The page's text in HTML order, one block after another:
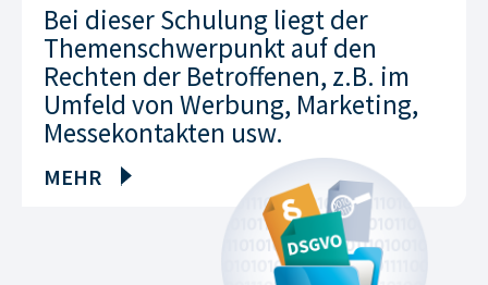
Bei dieser Schulung liegt der
Themenschwerpunkt auf den
Rechten der Betroffenen, z.B. im
Umfeld von Werbung, Marketing,
Messekontakten usw.
MEHR